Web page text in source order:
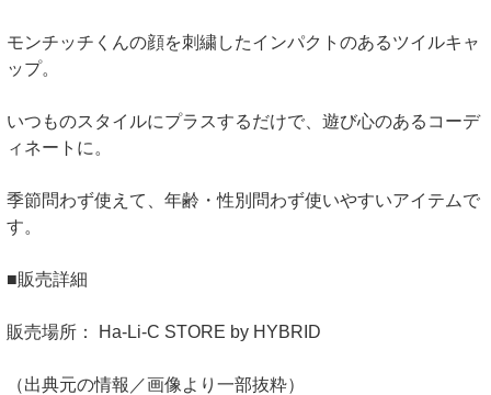
モンチッチくんの顔を刺繍したインパクトのあるツイルキャ
ップ。
いつものスタイルにプラスするだけで、遊び心のあるコーデ
ィネートに。
季節問わず使えて、年齢・性別問わず使いやすいアイテムで
す。
■販売詳細
販売場所： Ha-Li-C STORE by HYBRID
（出典元の情報／画像より一部抜粋）